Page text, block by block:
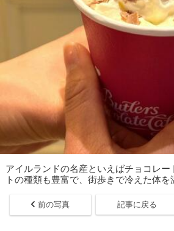
アイルランドの名産といえばチョコレ
トの種類も豊富で、街歩きで冷えた体を
前の写真 記事に戻る